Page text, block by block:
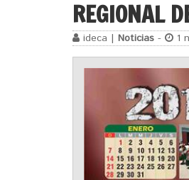
REGIONAL
ideca | Noticias -
1